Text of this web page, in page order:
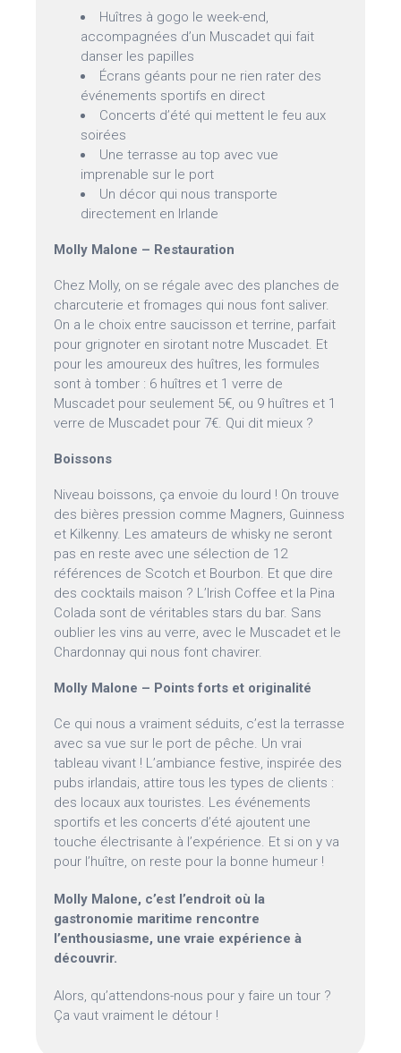
Huîtres à gogo le week-end,
accompagnées d’un Muscadet qui fait
danser les papilles
Écrans géants pour ne rien rater des
événements sportifs en direct
Concerts d’été qui mettent le feu aux
soirées
Une terrasse au top avec vue
imprenable sur le port
Un décor qui nous transporte
directement en Irlande
Molly Malone – Restauration
Chez Molly, on se régale avec des planches de
charcuterie et fromages qui nous font saliver.
On a le choix entre saucisson et terrine, parfait
pour grignoter en sirotant notre Muscadet. Et
pour les amoureux des huîtres, les formules
sont à tomber : 6 huîtres et 1 verre de
Muscadet pour seulement 5€, ou 9 huîtres et 1
verre de Muscadet pour 7€. Qui dit mieux ?
Boissons
Niveau boissons, ça envoie du lourd ! On trouve
des bières pression comme Magners, Guinness
et Kilkenny. Les amateurs de whisky ne seront
pas en reste avec une sélection de 12
références de Scotch et Bourbon. Et que dire
des cocktails maison ? L’Irish Coffee et la Pina
Colada sont de véritables stars du bar. Sans
oublier les vins au verre, avec le Muscadet et le
Chardonnay qui nous font chavirer.
Molly Malone – Points forts et originalité
Ce qui nous a vraiment séduits, c’est la terrasse
avec sa vue sur le port de pêche. Un vrai
tableau vivant ! L’ambiance festive, inspirée des
pubs irlandais, attire tous les types de clients :
des locaux aux touristes. Les événements
sportifs et les concerts d’été ajoutent une
touche électrisante à l’expérience. Et si on y va
pour l’huître, on reste pour la bonne humeur !
Molly Malone, c’est l’endroit où la
gastronomie maritime rencontre
l’enthousiasme, une vraie expérience à
découvrir.
Alors, qu’attendons-nous pour y faire un tour ?
Ça vaut vraiment le détour !